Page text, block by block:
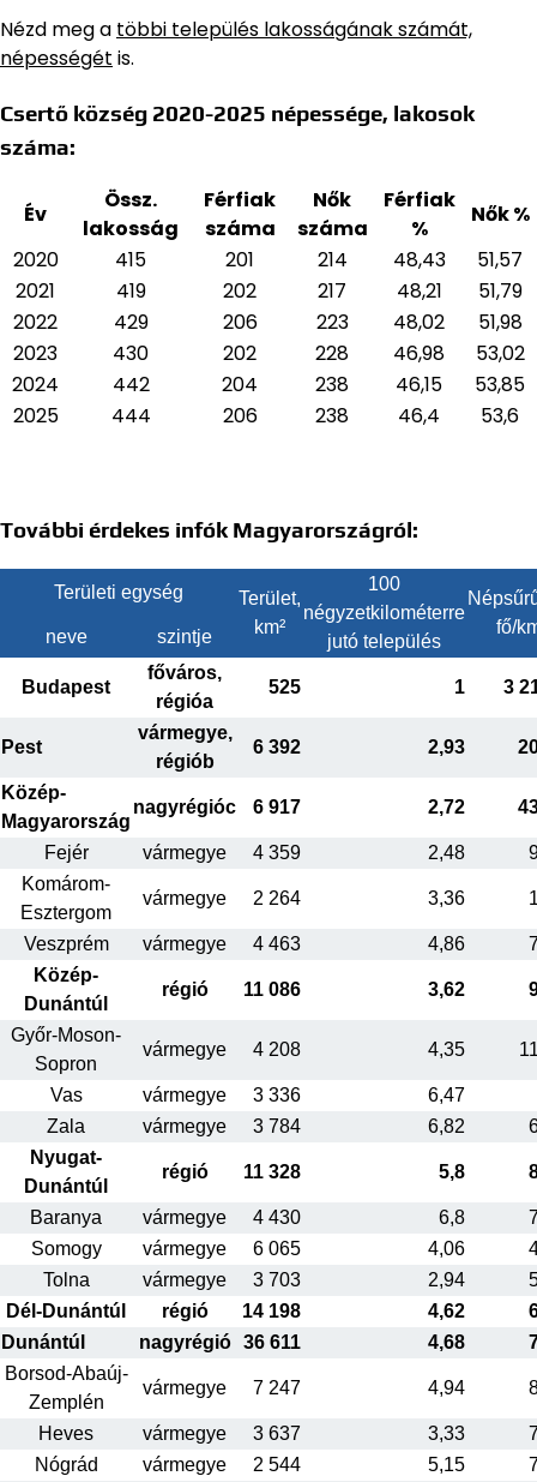
Nézd meg a többi település lakosságának számát,
népességét is.
Csertő község 2020-2025 népessége, lakosok
száma:
Év
Össz.
lakosság
Férfiak
száma
Nők
száma
Férfiak
%
Nők %
2020
415 201 214 48,43
51,57
2021
419 202 217 48,21
51,79
2022
429 206 223 48,02
51,98
2023
430 202 228 46,98
53,02
2024
442 204 238 46,15
53,85
2025
444 206 238 46,4 53,6
További érdekes infók Magyarországról:
Területi egység
Terület,
km²
100
négyzetkilométerre
jutó település
fő/
neve szintje
Budapest
főváros,
régióa
525 1 3
Pest
vármegye,
régiób
6 392 2,93
Közép-
Magyarország
nagyrégióc 6 917 2,72
Fejér vármegye 4 359 2,48
Komárom-
Esztergom
vármegye 2 264 3,36
Veszprém vármegye 4 463 4,86
Közép-
Dunántúl
régió 11 086 3,62
Győr-Moson-
Sopron
vármegye 4 208 4,35
Vas vármegye 3 336
6,47
Zala
vármegye 3 784 6,82
Nyugat-
Dunántúl
régió 11 328 5,8
Baranya vármegye 4 430 6,8
Somogy
vármegye 6 065 4,06
Tolna
vármegye 3 703 2,94
Dél-Dunántúl
régió 14 198 4,62
Dunántúl
nagyrégió 36 611 4,68
Borsod-Abaúj-
Zemplén
vármegye 7 247 4,94
Heves vármegye 3 637 3,33
Nógrád
vármegye 2 544 5,15